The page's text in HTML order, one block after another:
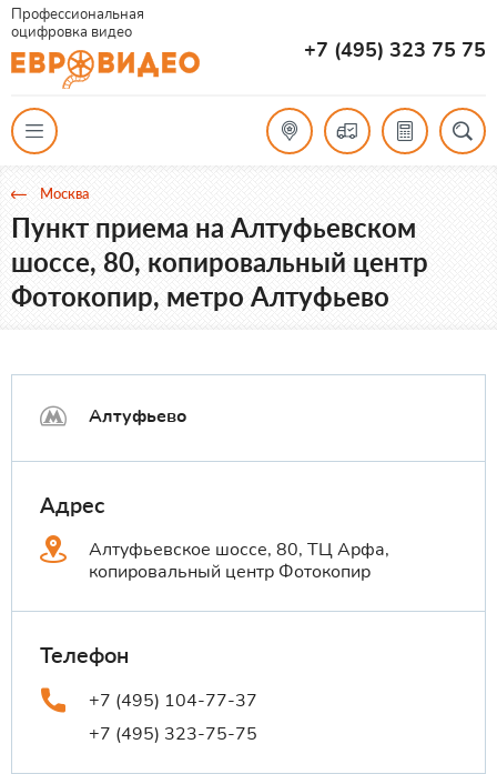
Профессиональная
оцифровка видео
+7 (495) 323 75 75
Москва
Пункт приема на Алтуфьевском
шоссе, 80, копировальный центр
Фотокопир, метро Алтуфьево
Алтуфьево
Адрес
Алтуфьевское шоссе, 80, ТЦ Арфа,
копировальный центр Фотокопир
Телефон
+7 (495) 104-77-37
+7 (495) 323-75-75